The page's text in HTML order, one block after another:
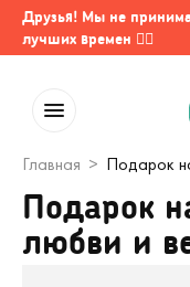
Друзья! Мы не
лучших времен 🤷‍♂️
Главная Подарок
Подарок
любви и